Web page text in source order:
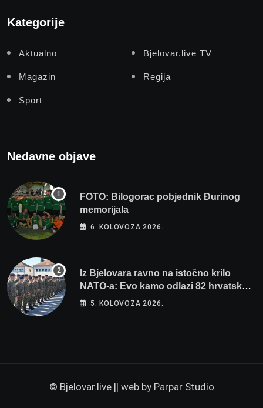
Kategorije
Aktualno Bjelovar.live TV
Magazin Regija
Sport
Nedavne objave
FOTO: Bilogorac pobjednik Đurinog
memorijala
6. KOLOVOZA 2026.
Iz Bjelovara ravno na istočno krilo
NATO-a: Evo kamo odlazi 82 hrvatska
vojnika i 6 vojnikinja
5. KOLOVOZA 2026.
© Bjelovar.live || web by Parpar Studio